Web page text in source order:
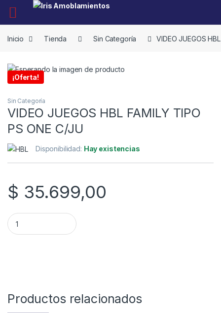
Inicio
Tienda Sin Categoría VIDEO JUEGOS
¡Oferta!
Sin Categoría
VIDEO JUEGOS HBL FAMILY TIPO
PS ONE C/JU
Disponibilidad: Hay existencias
$ 35.699,00
VIDEO JUEGOS HBL FAMILY TIPO PS ONE C/JU quantity
Productos relacionados